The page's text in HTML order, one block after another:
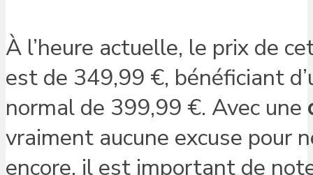
À l’heure actuelle, le prix de
est de 349,99 €, bénéficiant
normal de 399,99 €. Avec une
vraiment aucune excuse pour
encore, il est important de